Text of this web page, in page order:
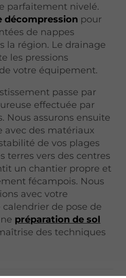
parfaitement nivelé.
décompression pour
de nappes
la région. Le drainage
les pressions
votre équipement.
passe par
effectuée par
Nous assurons ensuite
des matériaux
de vos plages
terres vers des centres
un chantier propre et
fécampois. Nous
avec votre
de pose de
préparation de sol
des techniques